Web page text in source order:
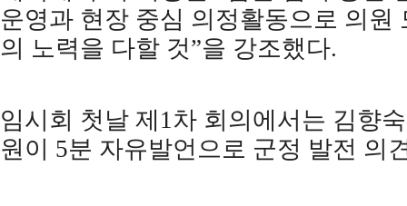
운영과 현장 중심 의정활동으로 의원
의 노력을 다할 것”을 강조했다.
임시회 첫날 제 1차 회의에서는 김향
원이 5분 자유발언으로 군정 발전 의